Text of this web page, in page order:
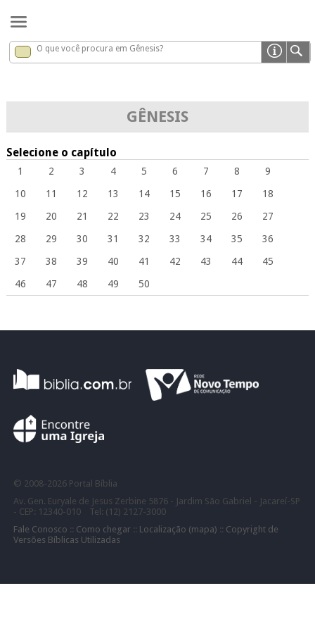
Gênesis x
O que você procura em Gênesis?
GÊNESIS
Selecione o capítulo
1 2 3 4 5 6 7 8
9
10
11 12 13 14 15 16 17
18
19
20 21 22 23 24 25 26
27
28
29 30 31 32 33 34 35
36
37
38 39 40 41 42 43 44
45
46
47 48 49 50
© 2008- 2026 Portal Bíblia
Av. Gen. Euryale de Jesus Zerbine 5876 - Jardim São Gabriel - Jacareí-SP
- CEP: 12340-010 Tel: (12) 2127-3000
Fale Conosco :: Como chegar:: Localização (mapa) :: Copyright de
Versões Bíblicas Utilizadas